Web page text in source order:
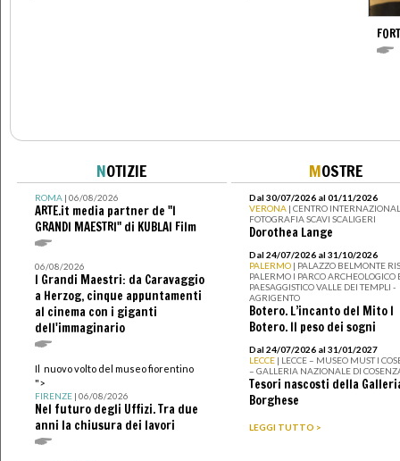
NOTIZIE
ROMA| 06/08/2026
ARTE.it media partner de "I
GRANDI MAESTRI" di KUBLAI Film
06/08/2026
I Grandi Maestri: da Caravaggio
a Herzog, cinque appuntamenti
al cinema con i giganti
dell'immaginario
Il nuovo volto del museo fiorentino
">
FIRENZE| 06/08/2026
Nel futuro degli Uffizi. Tra due
anni la chiusura dei lavori
MOSTRE
Dal 30/07/2026 al 01/11/2026
VERONA | CENTRO
FOTOGRAFIA SCAVI SCALIGERI
Dorothea Lange
Dal 24/07/2026 al 31/10/2026
PALERMO | PALAZZO BELMONTE
PALERMO I PARCO ARCHEOLOGICO
PAESAGGISTICO VALLE DEI TEMPLI -
AGRIGENTO
Botero. L’incanto del Mito I
Botero. Il peso dei sogni
Dal 24/07/2026 al 31/01/2027
LECCE | LECCE – MUSEO MUST I
– GALLERIA NAZIONALE DI
Tesori nascosti della
Borghese
LEGGI TUTTO >